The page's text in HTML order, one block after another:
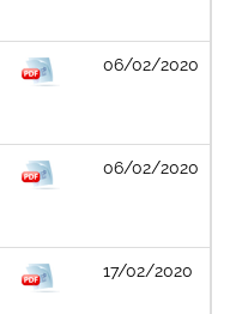
06/02/2020
06/02/2020
17/02/2020